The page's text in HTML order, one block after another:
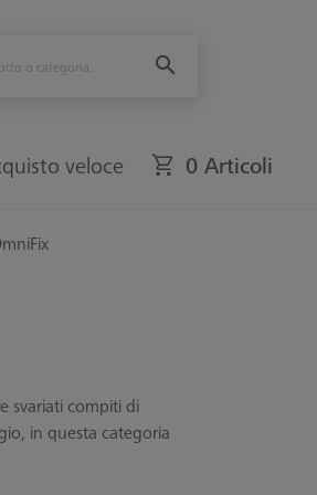
veloce 0 Articoli
svariati compiti di
in questa categoria